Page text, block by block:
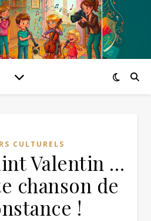
CULTURELS
Valentin …
chanson de
!